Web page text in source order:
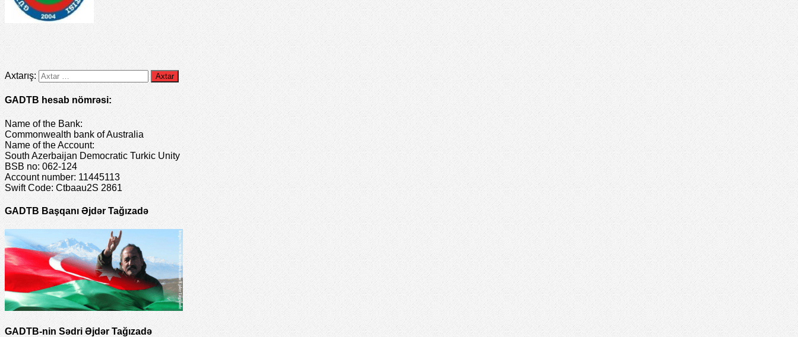
Axtarış:
GADTB hesab nömrəsi:
Name of the Bank:
Commonwealth bank of Australia
Name of the Account:
South Azerbaijan Democratic Turkic Unity
BSB no: 062-124
Account number: 11445113
Swift Code: Ctbaau2S 2861
GADTB Başqanı Əjdər Tağızadə
GADTB-nin Sədri Əjdər Tağızadə